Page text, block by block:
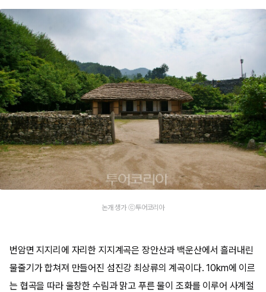
논개 생가 ⓒ투어코리아
번암면 지지리에 자리한 지지계곡은 장안산과 백운산에서 흘러내린
물줄기가 합쳐져 만들어진 섬진강 최상류의 계곡이다. 10km에 이르
는 협곡을 따라 울창한 수림과 맑고 푸른 물이 조화를 이루어 사계절